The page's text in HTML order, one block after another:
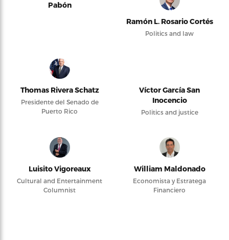
Pabón
Ramón L. Rosario Cortés
Politics and law
Thomas Rivera Schatz
Presidente del Senado de
Puerto Rico
Víctor García San
Inocencio
Politics and justice
Luisito Vigoreaux
Cultural and Entertainment
Columnist
William Maldonado
Economista y Estratega
Financiero